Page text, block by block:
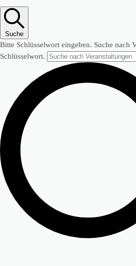
Suche
Bitte Schlüsselwort eingeben. Suche nach
Schlüsselwort.